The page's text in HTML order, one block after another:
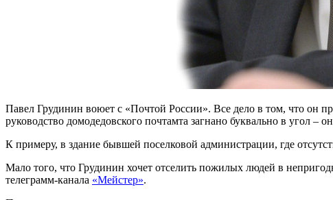
Павел Грудинин воюет с «Почтой России». Все дело в том, что он
руководство домодедовского почтамта загнано буквально в угол
К примеру, в здание бывшей поселковой администрации, где
Мало того, что Грудинин хочет отселить пожилых людей в
телеграмм-канала «Мейстер».